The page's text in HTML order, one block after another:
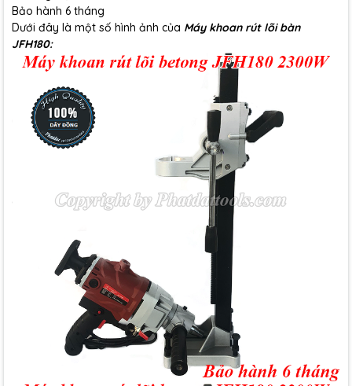
Bảo hành 6 tháng
Dưới đây là một số hình ảnh của Máy khoan rút lõi bàn
JFH180: